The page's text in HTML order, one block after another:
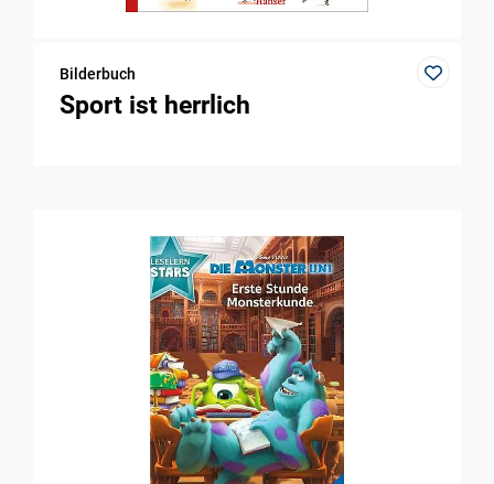
Bilderbuch
Sport ist herrlich